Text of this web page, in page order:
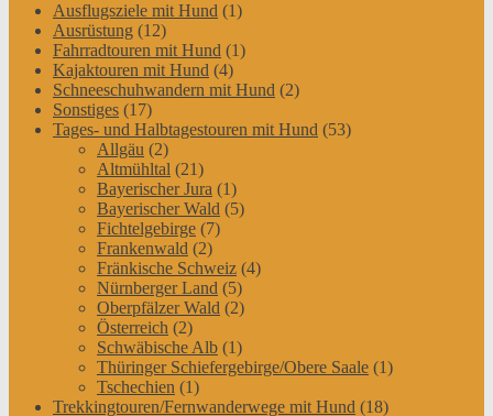
Ausflugsziele mit Hund (1)
Ausrüstung (12)
Fahrradtouren mit Hund (1)
Kajaktouren mit Hund (4)
Schneeschuhwandern mit Hund (2)
Sonstiges (17)
Tages- und Halbtagestouren mit Hund (53)
Allgäu (2)
Altmühltal (21)
Bayerischer Jura (1)
Bayerischer Wald (5)
Fichtelgebirge (7)
Frankenwald (2)
Fränkische Schweiz (4)
Nürnberger Land (5)
Oberpfälzer Wald (2)
Österreich (2)
Schwäbische Alb (1)
Thüringer Schiefergebirge/Obere Saale (1)
Tschechien (1)
Trekkingtouren/Fernwanderwege mit Hund (18)